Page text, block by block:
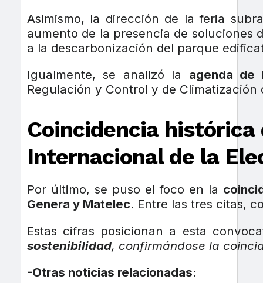
Asimismo, la dirección de la feria
aumento de la presencia de soluciones
a la descarbonización del parque
Igualmente, se analizó la agenda de
Regulación y Control y de
Coincidencia histórica
Internacional de la
Por último, se puso el foco en la
Genera y Matelec. Entre las tres citas,
Estas cifras posicionan a esta
sostenibilidad, confirmándose la
-Otras noticias relacionadas: